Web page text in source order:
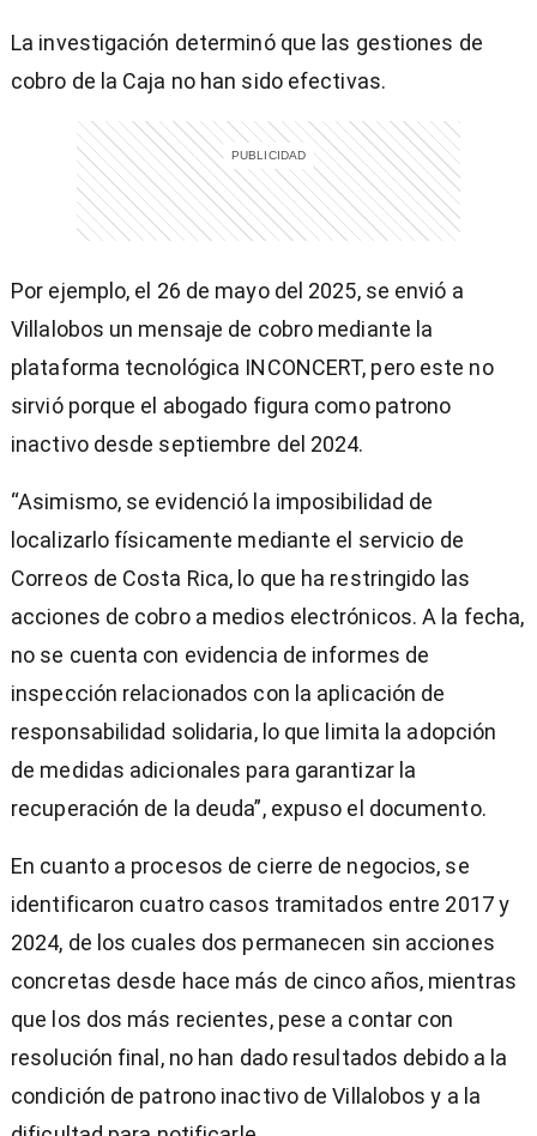
La investigación determinó que las gestiones de
cobro de la Caja no han sido efectivas.
Por ejemplo, el 26 de mayo del 2025, se envió a
Villalobos un mensaje de cobro mediante la
plataforma tecnológica INCONCERT, pero este no
sirvió porque el abogado figura como patrono
inactivo desde septiembre del 2024.
“Asimismo, se evidenció la imposibilidad de
localizarlo físicamente mediante el servicio de
Correos de Costa Rica, lo que ha restringido las
acciones de cobro a medios electrónicos. A la fecha,
no se cuenta con evidencia de informes de
inspección relacionados con la aplicación de
responsabilidad solidaria, lo que limita la adopción
de medidas adicionales para garantizar la
recuperación de la deuda”, expuso el documento.
En cuanto a procesos de cierre de negocios, se
identificaron cuatro casos tramitados entre 2017 y
2024, de los cuales dos permanecen sin acciones
concretas desde hace más de cinco años, mientras
que los dos más recientes, pese a contar con
resolución final, no han dado resultados debido a la
condición de patrono inactivo de Villalobos y a la